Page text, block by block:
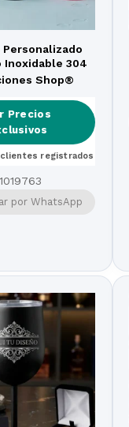
Inoxidable 304
Shop®
Precios
clientes registrados
por WhatsApp